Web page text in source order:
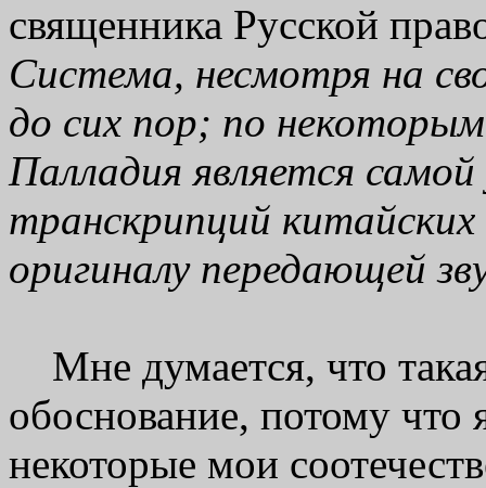
священника Русской
Система, несмотря на
до сих пор; по
Палладия является
транскрипций китайских
оригиналу передающей
Мне думается, что
обоснование, потому что
некоторые мои